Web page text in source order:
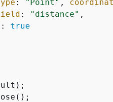
: "Point" ,
: "distance" ,
: true